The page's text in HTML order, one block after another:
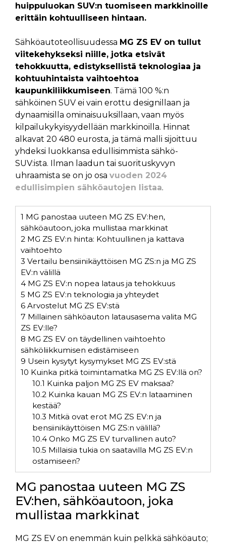
huippuluokan SUV:n tuomiseen markkinoille
erittäin kohtuulliseen hintaan.
Sähköautoteollisuudessa MG ZS EV on tullut
viitekehykseksi niille, jotka etsivät
tehokkuutta, edistyksellistä teknologiaa ja
kohtuuhintaista vaihtoehtoa
kaupunkiliikkumiseen. Tämä 100 %:n
sähköinen SUV ei vain erottu designillaan ja
dynaamisilla ominaisuuksillaan, vaan myös
kilpailukykyisyydellään markkinoilla. Hinnat
alkavat 20 480 eurosta, ja tämä malli sijoittuu
yhdeksi luokkansa edullisimmista sähkö-
SUV:ista. Ilman laadun tai suorituskyvyn
uhraamista se on jo osa vuoden 2024
edullisimpien sähköautojen listaa.
1 MG panostaa uuteen MG ZS EV:hen,
sähköautoon, joka mullistaa markkinat
2 MG ZS EV:n hinta: Kohtuullinen ja kattava
vaihtoehto
3 Vertailu bensiinikäyttöisen MG ZS:n ja MG ZS
EV:n välillä
4 MG ZS EV:n nopea lataus ja tehokkuus
5 MG ZS EV:n teknologia ja yhteydet
6 Arvostelut MG ZS EV:stä
7 Millainen sähköauton latausasema valita MG
ZS EV:lle?
8 MG ZS EV on täydellinen vaihtoehto
sähköliikkumisen edistämiseen
9 Usein kysytyt kysymykset MG ZS EV:stä
10 Kuinka pitkä toimintamatka MG ZS EV:llä on?
10.1 Kuinka paljon MG ZS EV maksaa?
10.2Kuinka kauan MG ZS EV:n lataaminen
kestää?
10.3 Mitkä ovat erot MG ZS EV:n ja
bensiinikäyttöisen MG ZS:n välillä?
10.4Onko MG ZS EV turvallinen auto?
10.5 Millaisia tukia on saatavilla MG ZS EV:n
ostamiseen?
MG panostaa uuteen MG ZS
EV:hen, sähköautoon, joka
mullistaa markkinat
MG ZS EV on enemmän kuin pelkkä sähköauto;